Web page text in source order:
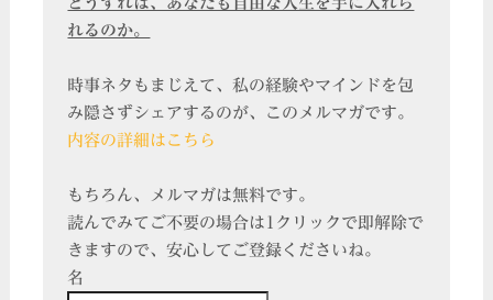
れるのか。
時事ネタもまじえて、私の経験やマインドを包
み隠さずシェアするのが、このメルマガです。
内容の詳細はこちら
もちろん、メルマガは無料です。
読んでみてご不要の場合は1クリックで即解除で
きますので、安心してご登録くださいね。
名